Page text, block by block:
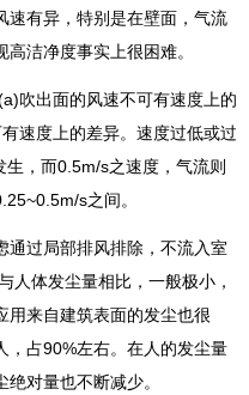
速有异，特别是在壁面，气流
洁净度事实上很困难。
吹出面的风速不可有速度上的
速度上的差异。速度过低或过
，而0.5m/s之速度，气流则
s之间。
通过局部排风排除，不流入室
人体发尘量相比，一般极小，
用来自建筑表面的发尘也很
，占90%左右。在人的发尘量
对量也不断减少。